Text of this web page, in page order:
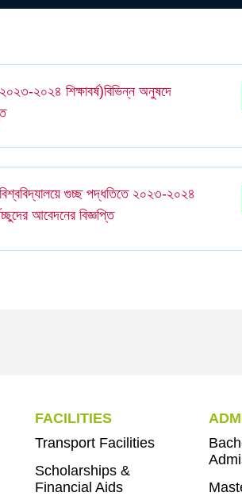
২০২৩-২০২৪ শিক্ষাবর্ষ)বিভিন্ন অনুষদে
বিশ্ববিদ্যালয়ে গুচ্ছ পদ্ধতিতে ২০২৩-২০২৪
আবেদনের বিজ্ঞপ্তি
FACILITIES
Transport Facilities
Scholarships &
Financial Aids